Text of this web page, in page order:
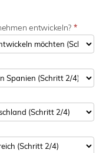
entwickeln? *